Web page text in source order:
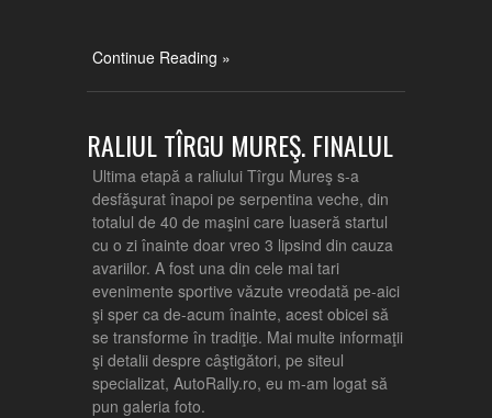
Continue Reading »
RALIUL TÎRGU MUREŞ. FINALUL
Ultima etapă a raliului Tîrgu Mureş s-a
desfăşurat înapoi pe serpentina veche, din
totalul de 40 de maşini care luaseră startul
cu o zi înainte doar vreo 3 lipsind din cauza
avariilor. A fost una din cele mai tari
evenimente sportive văzute vreodată pe-aici
şi sper ca de-acum înainte, acest obicei să
se transforme în tradiţie. Mai multe informaţii
şi detalii despre câştigători, pe siteul
specializat, AutoRally.ro, eu m-am logat să
pun galeria foto.